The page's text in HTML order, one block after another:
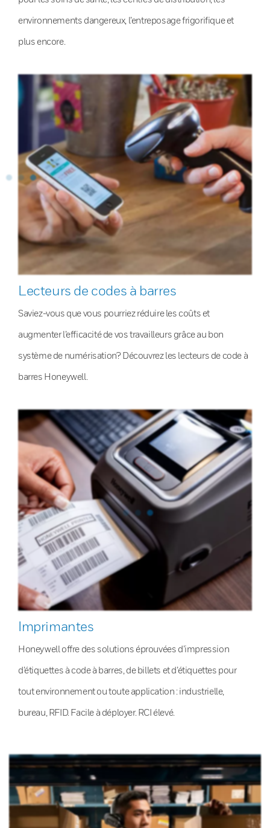
environnements dangereux, l’entreposage frigorifique et
plus encore.
Lecteurs de codes à barres
Saviez-vous que vous pourriez réduire les coûts et
augmenter l’efficacité de vos travailleurs grâce au bon
système de numérisation? Découvrez les lecteurs de code à
barres Honeywell.
Imprimantes
Honeywell offre des solutions éprouvées d’impression
d’étiquettes à code à barres, de billets et d’étiquettes pour
tout environnement ou toute application : industrielle,
bureau, RFID. Facile à déployer. RCI élevé.